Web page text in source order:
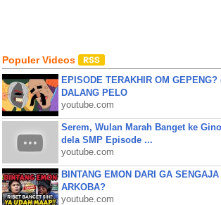
Populer Videos
EPISODE TERAKHIR OM GEPENG?
DALANG PELO
youtube.com
Serem, Wulan Marah Banget ke
dela SMP Episode ...
youtube.com
BINTANG EMON DARI GA
ARKOBA?
youtube.com